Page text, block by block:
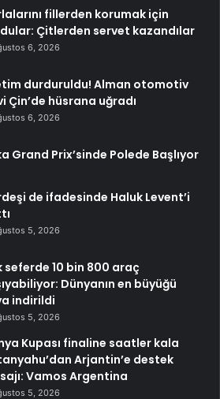
fillerden korumak için
Çitlerden servet kazandılar
6, 2026
durduruldu! Alman otomotiv
Çin’de hüsrana uğradı
6, 2026
Grand Prix’sinde Polede Başlıyor
de ifadesinde Haluk Levent’i
5, 2026
seferde 10 bin 800 araç
Dünyanın en büyüğü
indirildi
5, 2026
Kupası finaline saatler kala
Arjantin’e destek
Vamos Argentina
5, 2026